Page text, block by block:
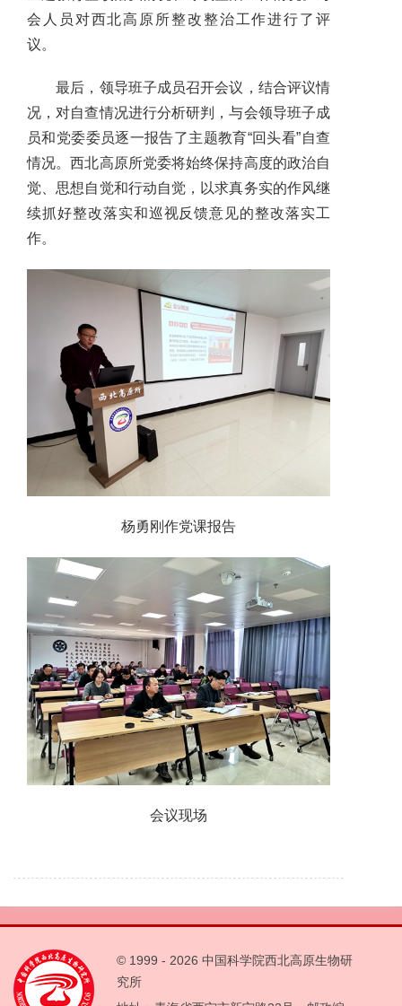
会人员对西北高原所整改整治工作进行了评
议。
最后，领导班子成员召开会议，结合评议情
况，对自查情况进行分析研判，与会领导班子成
员和党委委员逐一报告了主题教育“回头看”自查
情况。西北高原所党委将始终保持高度的政治自
觉、思想自觉和行动自觉，以求真务实的作风继
续抓好整改落实和巡视反馈意见的整改落实工
作。
杨勇刚作党课报告
会议现场
© 1999 - 2026 中国科学院西北高原生物研
究所